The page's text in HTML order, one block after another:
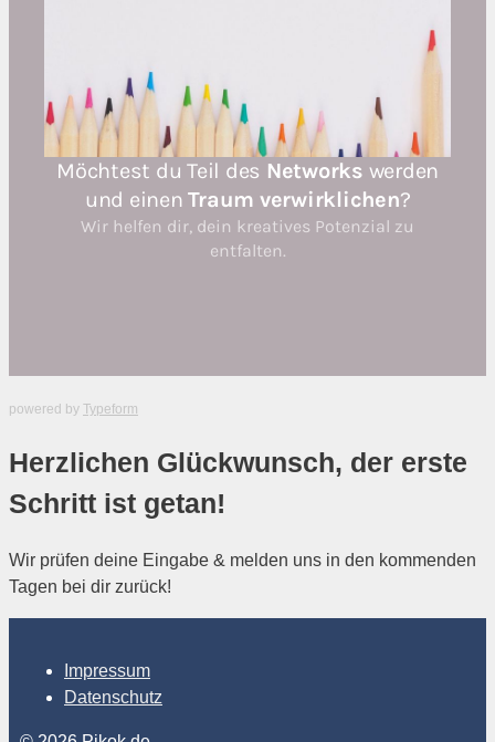
powered by Typeform
Herzlichen Glückwunsch, der erste
Schritt ist getan!
Wir prüfen deine Eingabe & melden uns in den kommenden
Tagen bei dir zurück!
Impressum
Datenschutz